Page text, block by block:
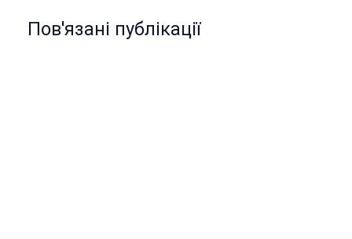
Пов'язані публікації